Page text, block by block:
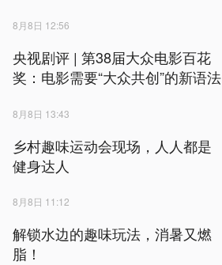
8月8日 12:56
央视剧评 | 第38届大众电影百花
奖：电影需要“大众共创”的新语法
8月8日 13:43
乡村趣味运动会现场，人人都是
健身达人
8月8日 11:12
解锁水边的趣味玩法，消暑又燃
脂！